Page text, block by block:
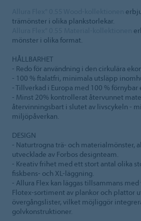
trämönster i olika plankstorlekar.
mönster i olika format.
HÅLLBARHET
- Redo för användning i den cirkulära
- 100 % ftalatfri, minimala utsläpp
- Tillverkad i Europa med 100 % förnybar
- Minst 20% kontrollerat återvunnet
återvinningsbart i slutet av livscykeln -
miljöpåverkan.
DESIGN
- Naturtrogna trä- och materialmönster,
utvecklade av Forbos designteam.
- Kreativ frihet med ett stort antal olika
fiskbens- och XL-läggning.
- Allura Flex kan läggas tillsammans med
Flotex-sortiment av plankor och plattor
övergångslister, vilket möjliggör
golvkonstruktioner.